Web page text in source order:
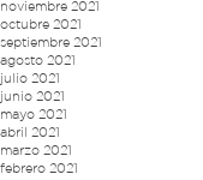
noviembre 2021
octubre 2021
septiembre 2021
agosto 2021
julio 2021
junio 2021
mayo 2021
abril 2021
marzo 2021
febrero 2021